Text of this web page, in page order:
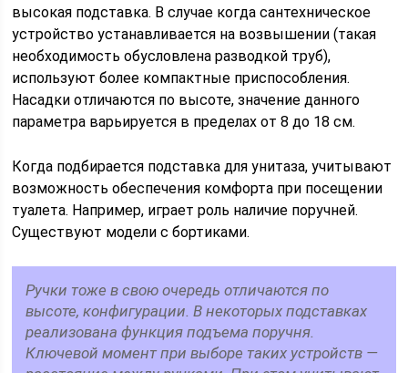
высокая подставка. В случае когда сантехническое
устройство устанавливается на возвышении (такая
необходимость обусловлена разводкой труб),
используют более компактные приспособления.
Насадки отличаются по высоте, значение данного
параметра варьируется в пределах от 8 до 18 см.
Когда подбирается подставка для унитаза, учитывают
возможность обеспечения комфорта при посещении
туалета. Например, играет роль наличие поручней.
Существуют модели с бортиками.
Ручки тоже в свою очередь отличаются по
высоте, конфигурации. В некоторых подставках
реализована функция подъема поручня.
Ключевой момент при выборе таких устройств —